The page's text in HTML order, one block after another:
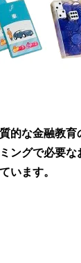
的な金融教
ングで必要
います。